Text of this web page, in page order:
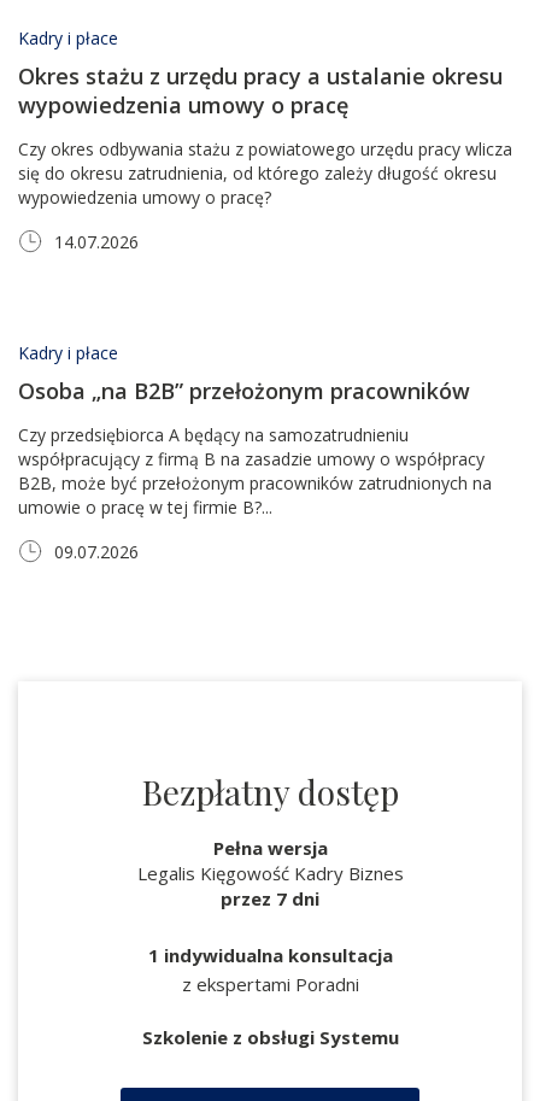
Kadry i płace
Okres stażu z urzędu pracy a ustalanie okresu
wypowiedzenia umowy o pracę
Czy okres odbywania stażu z powiatowego urzędu pracy wlicza
się do okresu zatrudnienia, od którego zależy długość okresu
wypowiedzenia umowy o pracę?
14.07.2026
Kadry i płace
Osoba „na B2B” przełożonym pracowników
Czy przedsiębiorca A będący na samozatrudnieniu
współpracujący z firmą B na zasadzie umowy o współpracy
B2B, może być przełożonym pracowników zatrudnionych na
umowie o pracę w tej firmie B?...
09.07.2026
Bezpłatny dostęp
Pełna wersja
Legalis Kięgowość Kadry Biznes
przez 7 dni
1 indywidualna konsultacja
z ekspertami Poradni
Szkolenie z obsługi Systemu